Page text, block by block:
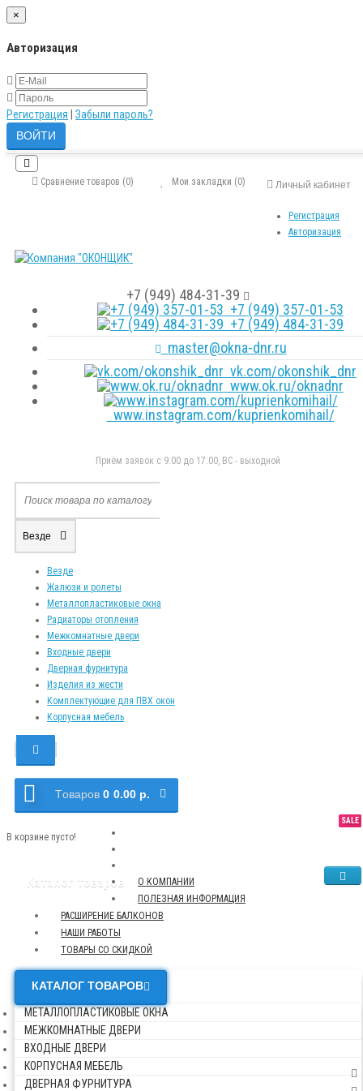
×
Авторизация
Регистрация Забыли пароль?
Личный кабинет
Регистрация
Авторизация
Мои закладки (0)
Сравнение товаров (0)
+7 (949) 484-31-39
+7 (949) 357-01-53
+7 (949) 484-31-39
master@okna-dnr.ru
vk.com/okonshik_dnr
www.ok.ru/oknadnr
www.instagram.com/kuprienkomihail/
Приём заявок с 9:00 до 17:00, ВС - выходной
Везде
Везде
Жалюзи и ролеты
Металлопластиковые окна
Радиаторы отопления
Межкомнатные двери
Входные двери
Дверная фурнитура
Изделия из жести
Комплектующие для ПВХ окон
Корпусная мебель
Tоваров 0 0.00 р.
В корзине пусто!
Каталог товаров
О КОМПАНИИ
ПОЛЕЗНАЯ ИНФОРМАЦИЯ
NEW
РАСШИРЕНИЕ БАЛКОНОВ
TOP
НАШИ РАБОТЫ
SALE
ТОВАРЫ СО СКИДКОЙ
КАТАЛОГ ТОВАРОВ
МЕТАЛЛОПЛАСТИКОВЫЕ ОКНА
МЕЖКОМНАТНЫЕ ДВЕРИ
ВХОДНЫЕ ДВЕРИ
КОРПУСНАЯ МЕБЕЛЬ
ДВЕРНАЯ ФУРНИТУРА